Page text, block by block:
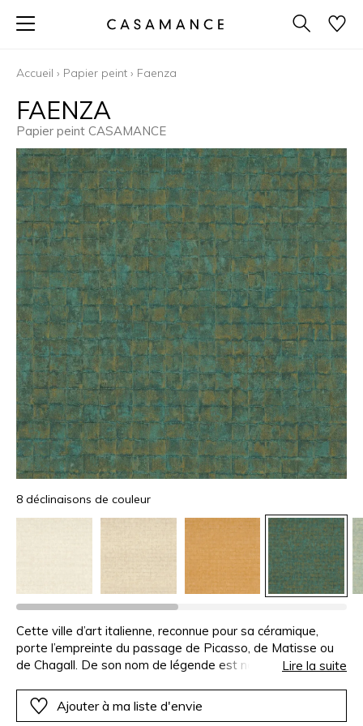
Accueil › Papier peint › Faenza
FAENZA
Papier peint CASAMANCE
8 déclinaisons de couleur
Cette ville d’art italienne, reconnue pour sa céramique,
porte l’empreinte du passage de Picasso, de Matisse ou
de Chagall. De son nom de légende est né le mot « faïence
produites par des oxydes métalliques. FAENZA
réinterprète les zelliges dans toute leur diversité. Les
Lire la suite
Ajouter à ma liste d'envie